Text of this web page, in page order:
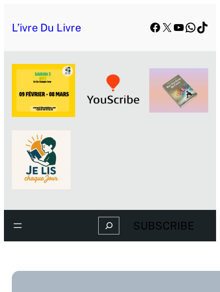
L’ivre Du Livre Facebook
X YouTube
Search SUBSCRIBE